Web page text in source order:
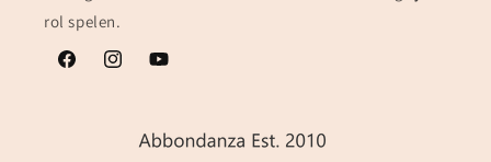
rol spelen.
FacebookInstagramYouTube